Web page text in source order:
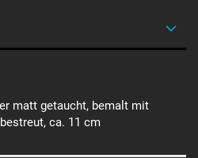
matt getaucht, bemalt mit
ca. 11 cm